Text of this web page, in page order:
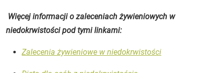
Więcej informacji o zaleceniach żywieniowych w
niedokrwistości pod tymi linkami:
Zalecenia żywieniowe w niedokrwistości